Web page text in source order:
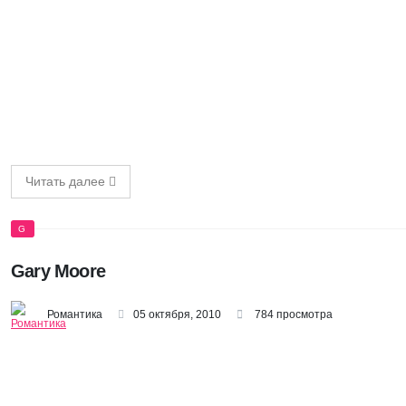
Читать далее
G
Gary Moore
Романтика 05 октября, 2010 784 просмотра